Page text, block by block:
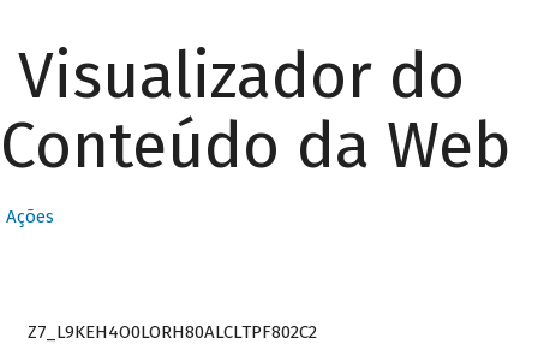
Visualizador do
Conteúdo da Web
Ações
Z7_L9KEH4O0LORH80ALCLTPF802C2